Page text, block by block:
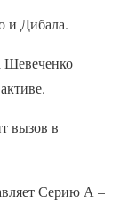
и Дибала.
Шевеченко
вызов в
Серию А –